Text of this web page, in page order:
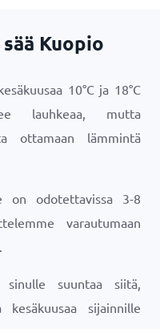
Kuopio
10°Cja 18°C
lauhkeaa, mutta
ottamaan lämmintä
on odotettavissa 3-8
varautumaan
sinulle suuntaa siitä,
sijainnille